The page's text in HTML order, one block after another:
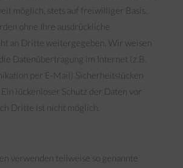
möglich, stets auf freiwilliger Basis.
ohne Ihre ausdrückliche
an Dritte weitergegeben. Wir weisen
Datenübertragung im Internet (z.B.
per E-Mail) Sicherheitslücken
lückenloser Schutz der Daten vor
Dritte ist nicht möglich.
verwenden teilweise so genannte